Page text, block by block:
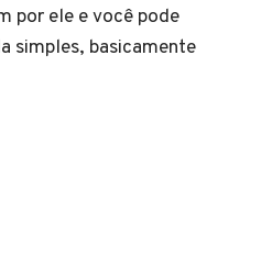
por ele e você pode
simples, basicamente